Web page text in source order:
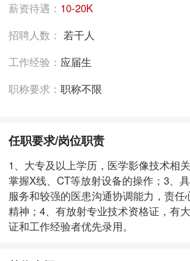
薪资待遇： 10-20K
招聘人数：若干人
工作经验： 应届生
职称要求：职称不限
任职要求/岗位职责
1、大专及以上学历，医学影像技术相
掌握X线、CT等放射设备的操作；3、具
服务和较强的医患沟通协调能力，责任
精神；4、有放射专业技术资格证，有
证和工作经验者优先录用。